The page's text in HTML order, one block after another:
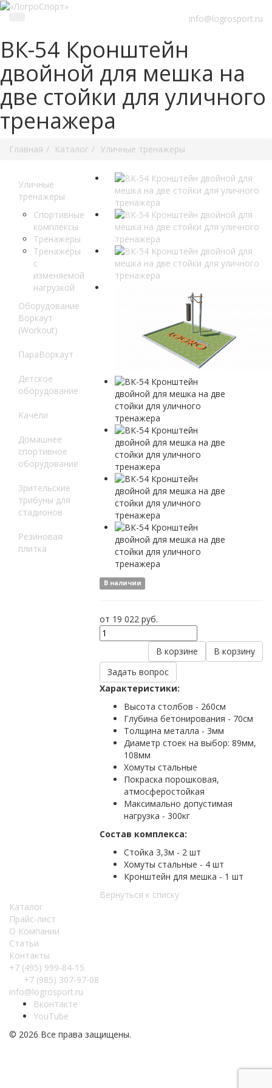
info@logrosport.ru
ВК-54 Кронштейн
двойной для мешка на
две стойки для уличного
тренажера
Главная Каталог Уличные тренажеры
Уличные
тренажеры
Спортивные
комплексы
Тренажеры
Тренажеры
с
изменяемой
нагрузкой
Оборудование
Воркаут
(Workout)
ПараВоркаут
Детское
оборудование
Качели
Домашнее
спортивное
оборудование
Зрительские
трибуны для
стадионов
Резиновая
плитка
В наличии
от 19 022руб.
В корзину
В корзине
Задать вопрос
Характеристики:
Высота столбов - 260см
Глубина бетонирования - 70см
Толщина металла - 3мм
Диаметр стоек на выбор: 89мм,
108мм
Хомуты стальные
Покраска порошковая,
атмосферостойкая
Максимально допустимая
нагрузка - 300кг
Состав комплекса:
Стойка 3,3м - 2 шт
Хомуты стальные - 4 шт
Кронштейн для мешка - 1 шт
Вернуться к списку
Каталог
Прайс-лист
О Компании
Статьи
Контакты
+7 (495) 999-84-15
+7 (985) 307-97-08
info@logrosport.ru
Вконтакте
YouTube
© 2026 Все права защищены.